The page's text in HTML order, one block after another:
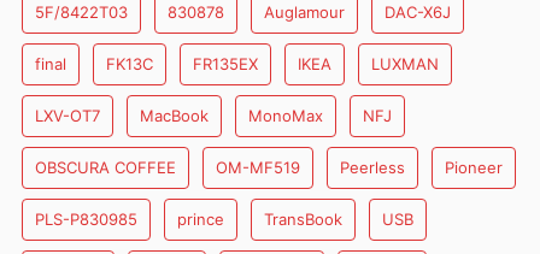
5F/8422T03 830878 Auglamour DAC-X6J
final FK13C FR135EX IKEA LUXMAN
LXV-OT7 MacBook MonoMax NFJ
OBSCURA COFFEE OM-MF519 Peerless Pioneer
PLS-P830985 prince TransBook USB